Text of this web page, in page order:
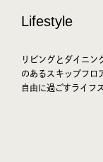
Lifestyle
リビングとダイニン
のあるスキップフロ
自由に過ごすライフ